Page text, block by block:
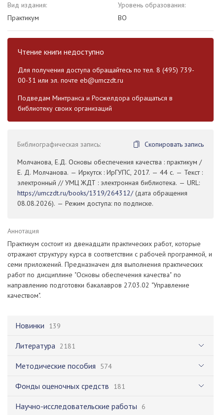
Новинки 139
Литература 2181
Методические пособия 574
Фонды оценочных средств 181
Научно-исследовательские работы 6
Вид издания:
Практикум
Уровень образования:
ВО
Чтение книги недоступно
Для получения доступа обращайтесь по тел. 8 (495) 739-
00-31 или эл. почте eb@umczdt.ru
Подведам Минтранса и Росжелдора обращаться в
библиотеку своих организаций
Библиографическая запись:
Скопировать запись
Молчанова, Е.Д. Основы обеспечения качества : практикум /
Е. Д. Молчанова. — Иркутск : ИрГУПС, 2017. — 44 с. — Текст :
электронный // УМЦ ЖДТ : электронная библиотека. — URL:
https://umczdt.ru/books/1319/264312/(дата обращения
08.08.2026). — Режим доступа: по подписке.
Аннотация
Практикум состоит из двенадцати практических работ, которые
отражают структуру курса в соответствии с рабочей программой, и
семи приложений. Предназначен для выполнения практических
работ по дисциплине "Основы обеспечения качества" по
направлению подготовки бакалавров 27.03.02 "Управление
качеством".